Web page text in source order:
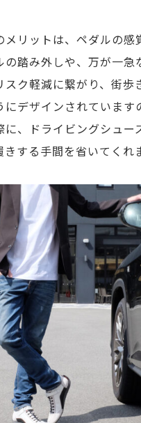
リットは、ペダルの感
の踏み外しや、万が一急
スク軽減に繋がり、街歩
にデザインされています
に、ドライビングシュ
する手間を省いてくれ